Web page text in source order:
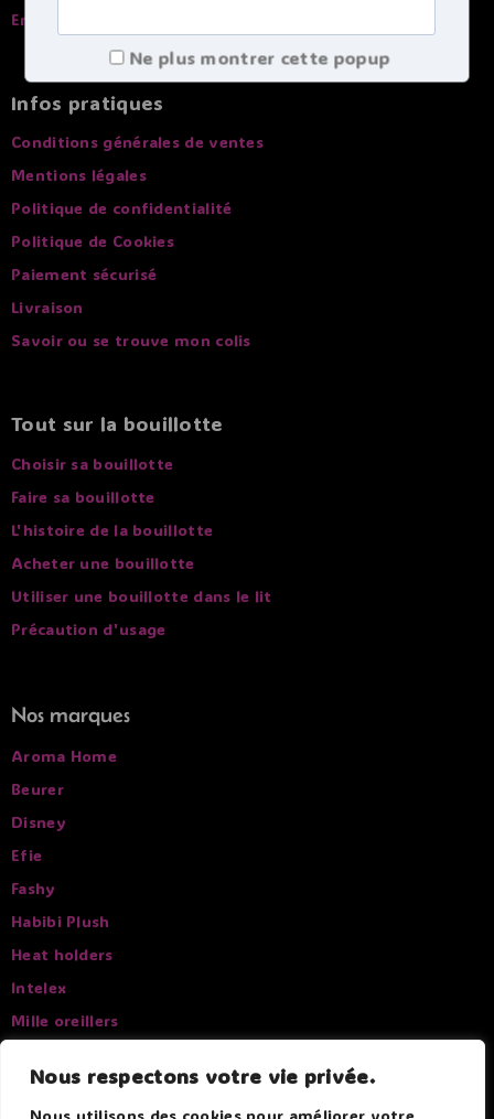
Nous respectons votre vie privée.
English spoken
Infos pratiques
Conditions générales de ventes
Mentions légales
Politique de confidentialité
Politique de Cookies
Paiement sécurisé
Livraison
Savoir ou se trouve mon colis
Tout sur la bouillotte
Choisir sa bouillotte
Faire sa bouillotte
L'histoire de la bouillotte
Acheter une bouillotte
Utiliser une bouillotte dans le lit
Précaution d'usage
Nos marques
Aroma Home
Beurer
Disney
Efie
Fashy
Habibi Plush
Heat holders
Intelex
Mille oreillers
Sissel
Ne plus montrer cette popup